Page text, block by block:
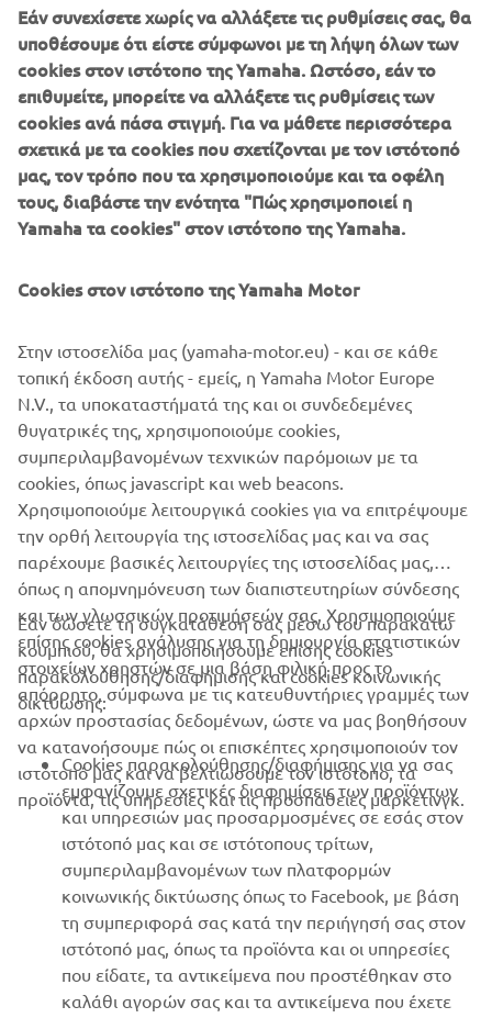
Καθ’ όλη τη διάρκεια του αγώνα, οι αναβάτες της
MOTODYNAMICS RALLY TEAM κινήθηκαν σε υψηλό και
σταθερό ρυθμό. Βρέθηκαν από την αρχή στις πρώτες
θέσεις και τις διατήρησαν αφού κατάφεραν να
διαχειριστούν αποτελεσματικά πλοήγηση, φθορά,
κούραση, απαιτητικές συνθήκες και διαδρομές.
Οι δύο ημέρες MARATHON στην περιοχή της Καλαμάτας
αποτέλεσαν το πιο σκληρό σκέλος του αγώνα. Η Αντοχή,
η Στρατηγική και η Αξιοπιστία αναβατών και
του MOTODIRECT, διαμόρφωσαν σε μεγάλο βαθμό την
Η ομάδα συνεχίζει δυναμικά, με ξεκάθαρο στόχο τη
διατήρηση της παρουσίας της στην κορυφή.
Μείνετε συντονισμένοι καθώς το κυνήγι για τον επόμενο
ορίζοντα, δεν σταματά ποτέ!
ΕΤΑΙΡΕΊΑ
B2B
ΠΕΡΙΣΣΌΤΕΡΑ YAMAHA
SUPPORT
ΕΝΗΜΕΡΩΤΙΚΟ ΔΕΛΤΙΟ
Γίνετε ο πρώτος που θα μάθετε για τις τελευταίες προσφορές, τις
ειδικές εκδηλώσεις, τις νέες κυκλοφορίες και πολλά άλλα
Εάν συνεχίσετε χωρίς να αλλάξετε τις ρυθμίσεις σας, θα
υποθέσουμε ότι είστε σύμφωνοι με τη λήψη όλων των
cookies στον ιστότοπο της Yamaha. Ωστόσο, εάν το
επιθυμείτε, μπορείτε να αλλάξετε τις ρυθμίσεις των
cookies ανά πάσα στιγμή. Για να μάθετε περισσότερα
σχετικά με τα cookies που σχετίζονται με τον ιστότοπό
μας, τον τρόπο που τα χρησιμοποιούμε και τα οφέλη
τους, διαβάστε την ενότητα "Πώς χρησιμοποιεί η
Yamaha τα cookies" στον ιστότοπο της Yamaha.
Cookies στον ιστότοπο της Yamaha Motor
Στην ιστοσελίδα μας (yamaha-motor.eu) - και σε κάθε
τοπική έκδοση αυτής - εμείς, η Yamaha Motor Europe
N.V., τα υποκαταστήματά της και οι συνδεδεμένες
θυγατρικές της, χρησιμοποιούμε cookies,
συμπεριλαμβανομένων τεχνικών παρόμοιων με τα
cookies, όπως javascript και web beacons.
Χρησιμοποιούμε λειτουργικά cookies για να επιτρέψουμε
την ορθή λειτουργία της ιστοσελίδας μας και να σας
παρέχουμε βασικές λειτουργίες της ιστοσελίδας μας,
όπως η απομνημόνευση των διαπιστευτηρίων σύνδεσης
και των γλωσσικών προτιμήσεών σας. Χρησιμοποιούμε
επίσης cookies ανάλυσης για τη δημιουργία στατιστικών
στοιχείων χρηστών σε μια βάση φιλική προς το
απόρρητο, σύμφωνα με τις κατευθυντήριες γραμμές των
αρχών προστασίας δεδομένων, ώστε να μας βοηθήσουν
να κατανοήσουμε πώς οι επισκέπτες χρησιμοποιούν τον
ιστότοπό μας και να βελτιώσουμε τον ιστότοπο, τα
προϊόντα, τις υπηρεσίες και τις προσπάθειες μάρκετινγκ.
Εάν δώσετε τη συγκατάθεσή σας μέσω του παρακάτω
κουμπιού, θα χρησιμοποιήσουμε επίσης cookies
παρακολούθησης/διαφήμισης και cookies κοινωνικής
δικτύωσης:
Cookies παρακολούθησης/διαφήμισης για να σας
εμφανίζουμε σχετικές διαφημίσεις των προϊόντων
και υπηρεσιών μας προσαρμοσμένες σε εσάς στον
ιστότοπό μας και σε ιστότοπους τρίτων,
συμπεριλαμβανομένων των πλατφορμών
κοινωνικής δικτύωσης όπως το Facebook, με βάση
τη συμπεριφορά σας κατά την περιήγησή σας στον
ιστότοπό μας, όπως τα προϊόντα και οι υπηρεσίες
που είδατε, τα αντικείμενα που προστέθηκαν στο
καλάθι αγορών σας και τα αντικείμενα που έχετε